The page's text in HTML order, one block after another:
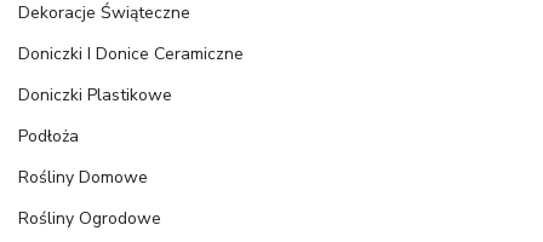
Dekoracje Świąteczne
Doniczki I Donice Ceramiczne
Doniczki Plastikowe
Podłoża
Rośliny Domowe
Rośliny Ogrodowe